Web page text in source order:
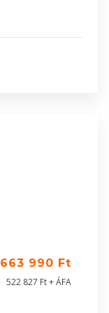
663 990 Ft
522 827 Ft + ÁFA